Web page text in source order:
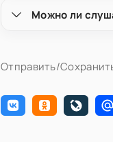
Можно ли
Отправить/